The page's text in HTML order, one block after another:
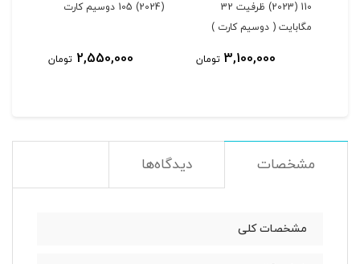
110 (2023) ظرفیت 32
مگابایت ( دوسیم کارت )
3,100,000 تومان
(2024) 105 دوسیم کارت
2,550,000 تومان
مشخصات دیدگاه‌ها
مشخصات کلی